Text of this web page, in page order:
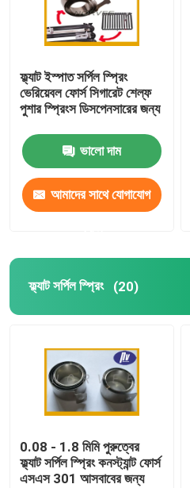
মোটরগাড়ি গ্যাস স্প্রিং
সামঞ্জস্যযোগ্য গ্যাস স্ট্রটস
ফ্ল্যাট ইস্পাত সর্পিল স্প্রিং
ভেরিয়েবল ফোর্স সিগারেট শেল্ফ
পুশার স্প্রিংস ডিসপেনসারের জন্য
ভালো দাম
আমাদের সাথে যোগাযোগ
ফ্ল্যাট সর্পিল স্প্রিং (20)
0.08 - 1.8 মিমি পুরুত্বের
ফ্ল্যাট সর্পিল স্প্রিং কনস্ট্যান্ট ফোর্স
এসএস 301 আসবাবের জন্য